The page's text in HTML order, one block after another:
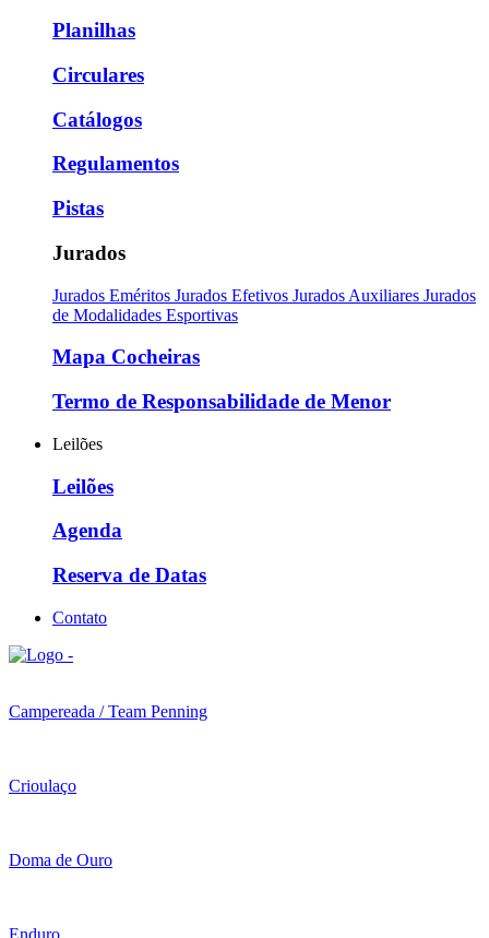
Planilhas
Circulares
Catálogos
Regulamentos
Pistas
Jurados
Jurados Eméritos Jurados Efetivos Jurados Auxiliares Jurados
de Modalidades Esportivas
Mapa Cocheiras
Termo de Responsabilidade de Menor
Leilões
Leilões
Agenda
Reserva de Datas
Contato
Campereada / Team Penning
Crioulaço
Doma de Ouro
Enduro